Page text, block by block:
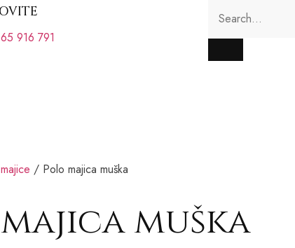
916 791
/ Polo majica muška
muška